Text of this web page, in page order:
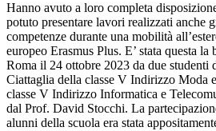
Hanno avuto a loro completa
potuto presentare lavori realizzati anche
competenze durante una mobilità
europeo Erasmus Plus. E’ stata questa la
Roma il 24 ottobre 2023 da due studenti
Ciattaglia della classe V Indirizzo Moda
classe V Indirizzo Informatica e
dal Prof. David Stocchi. La
alunni della scuola era stata